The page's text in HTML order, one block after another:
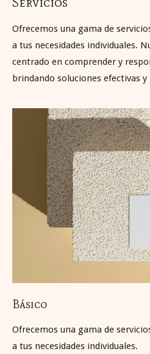
Ofrecemos una gama de
a tus necesidades individuales.
centrado en comprender y
brindando soluciones efectivas y
Básico
Ofrecemos una gama de
a tus necesidades individuales.